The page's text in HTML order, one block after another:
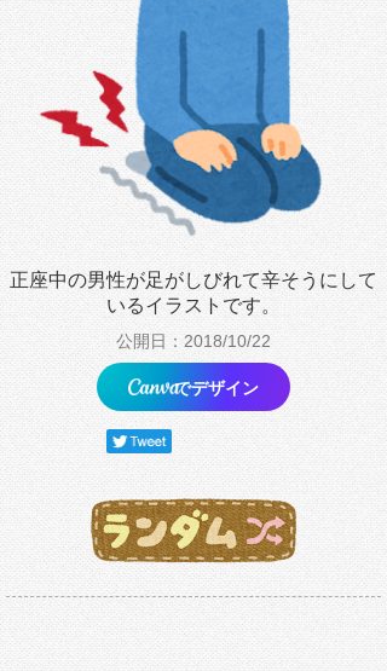
正座中の男性が足がしびれて辛そうにして
いるイラストです。
公開日：2018/10/22
でデザイン